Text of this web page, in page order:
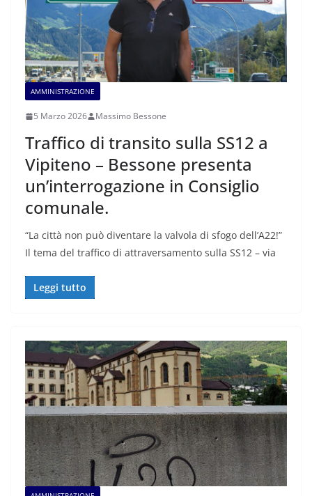
AMMINISTRAZIONE
5 Marzo 2026 Massimo Bessone
Traffico di transito sulla SS12 a
Vipiteno – Bessone presenta
un’interrogazione in Consiglio
comunale.
“La città non può diventare la valvola di sfogo dell’A22!”
Il tema del traffico di attraversamento sulla SS12 – via
Leggi tutto